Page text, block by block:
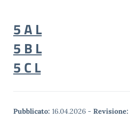
5 A L
5 B L
5 C L
Pubblicato: 16.04.2026 - Revisione: